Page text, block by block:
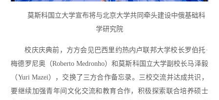
莫斯科国立大学宣布将与北京大学共同牵头建设中俄基础科
学研究院
校庆庆典前，方方会见巴西里约热内卢联邦大学校长罗伯托·
梅德罗尼奥（Roberto Medronho）和莫斯科国立大学副校长马泽毅
（Yuri Mazei），交换了三方合作备忘录。三校交流并达成共识，
要继续加强青年间文化交流和教育合作，积极探索联合培养硕士